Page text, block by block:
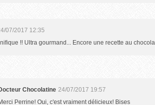
07/2017 12:35
!! Ultra gourmand... Encore une recette au
Chocolatine 24/07/2017 19:57
Perrine! Oui, c'est vraiment délicieux! Bises